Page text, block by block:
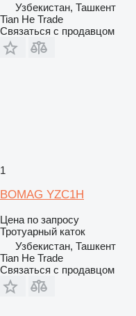
Узбекистан, Ташкент
Tian He Trade
Связаться с продавцом
1
BOMAG YZC1H
Цена по запросу
Тротуарный каток
Узбекистан, Ташкент
Tian He Trade
Связаться с продавцом